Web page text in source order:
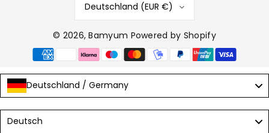
Deutschland (EUR €)
© 2026,Bamyum Powered by Shopify
Zahlungsmethoden
Deutschland / Germany
Deutsch